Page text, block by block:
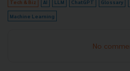
Tech & Biz AI LLM ChatGPT Glossary
Machine Learning
No